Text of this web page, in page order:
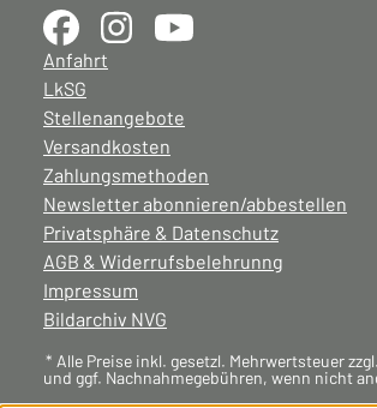
Anfahrt
LkSG
Stellenangebote
Versandkosten
Zahlungsmethoden
Newsletter abonnieren/abbestellen
Privatsphäre & Datenschutz
AGB & Widerrufsbelehrunng
Impressum
Bildarchiv NVG
* Alle Preise inkl. gesetzl. Mehrwertsteuer zzgl.
und ggf. Nachnahmegebühren, wenn nicht